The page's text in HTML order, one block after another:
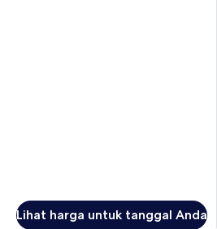
Lihat harga untuk tanggal Anda